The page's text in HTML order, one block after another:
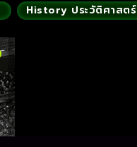
History ประวัติศาสตร์